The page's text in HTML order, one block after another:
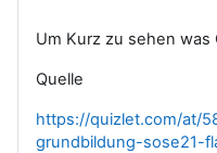
Um Kurz zu sehen was
Quelle
https://quizlet.com/at/
grundbildung-sose21-